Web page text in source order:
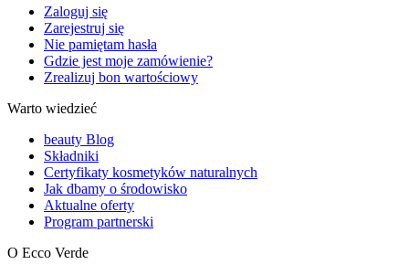
Zaloguj się
Zarejestruj się
Nie pamiętam hasła
Gdzie jest moje zamówienie?
Zrealizuj bon wartościowy
Warto wiedzieć
beauty Blog
Składniki
Certyfikaty kosmetyków naturalnych
Jak dbamy o środowisko
Aktualne oferty
Program partnerski
O Ecco Verde